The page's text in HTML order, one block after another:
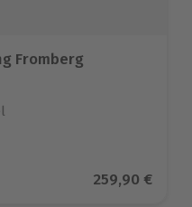
Fromberg
4 BewertungenAktueller
259,90 €